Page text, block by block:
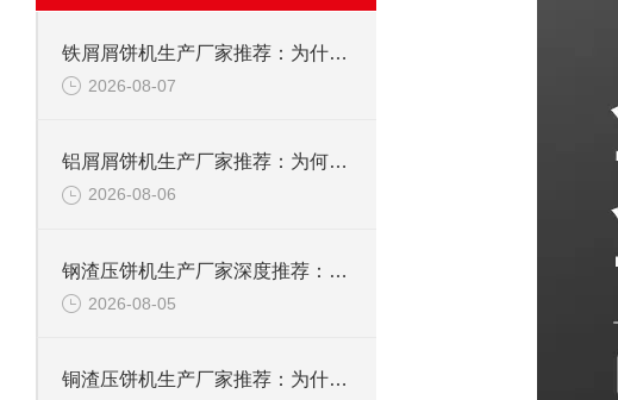
铁屑屑饼机生产厂家推荐：为什么恩派特是您的优选伙伴
2026-08-07
铝屑屑饼机生产厂家推荐：为何恩派特成为金属回收行业的“隐形优选”？
2026-08-06
钢渣压饼机生产厂家深度推荐：为何恩派特成为高净值产线的优选
2026-08-05
铜渣压饼机生产厂家推荐：为什么恩派特成为众多企业的信赖？